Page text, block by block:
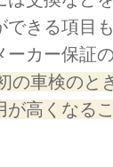
きる項目
ーカー保証
の車検のと
が高くなる